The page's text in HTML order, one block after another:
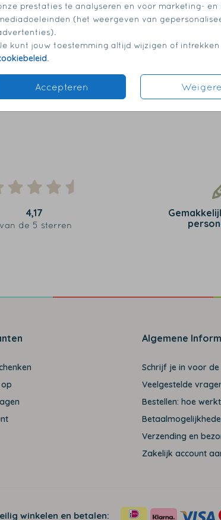
prestaties te analyseren en voor marketing- en
(het weergeven van
kunt jouw toestemming altijd wijzigen of intrekken
.
Accepteren
4,17
van de 5 sterren
Algemene
Schrijf je in voor
Veelgestelde
Bestellen: hoe
Verzending en
Zakelijk account
winkelen en betalen: